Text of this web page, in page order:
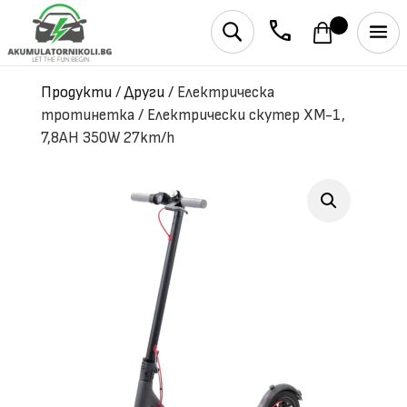
phone
U
Продукти/Други/ Електрическа
тротинетка / Електрически скутер XM-1,
7,8AH 350W 27km/h